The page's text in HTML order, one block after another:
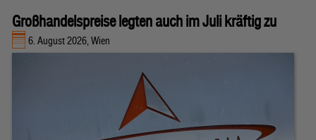
Großhandelspreise legten auch im Juli kräftig zu
6. August 2026, Wien